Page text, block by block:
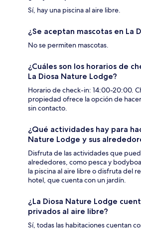
Sí, hay una piscina al aire libre.
¿Se aceptan mascotas en La
No se permiten mascotas.
¿Cuáles son los horarios de
La Diosa Nature Lodge?
Horario de check-in: 14:00-20:00.
propiedad ofrece la opción de
sin contacto.
¿Qué actividades hay para
Nature Lodge y sus
Disfruta de las actividades que
alrededores, como pesca y
la piscina al aire libre o disfruta del
hotel, que cuenta con un jardín.
¿La Diosa Nature Lodge
privados al aire libre?
Sí, todas las habitaciones cuentan